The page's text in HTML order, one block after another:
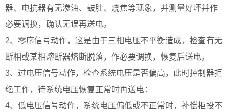
器、电抗器有无渗油、鼓肚、烧焦等现象，并测量好坏并作
必要调换，确认无误再送电。
2、零序信号动作，这是由于三相电压不平衡造成，检查有无
断相或某相熔断器熔断脱落，作必要调换，恢复后送电。
3、过电压信号动作，检查系统电压是否偏高，此时控制器拒
绝工作，待系统电压恢复正常时再送电：
4、低电压信号动作，系统电压偏低或不正常时，补偿柜投不